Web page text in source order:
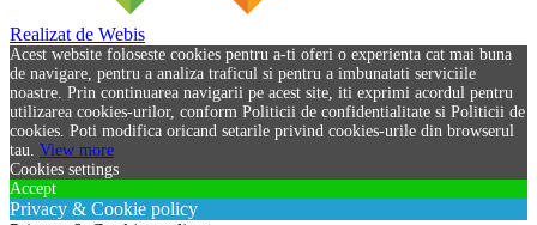
Realizat de Webis
Acest website foloseste cookies pentru a-ti oferi o experienta cat mai buna
de navigare, pentru a analiza traficul si pentru a imbunatati serviciile
noastre. Prin continuarea navigarii pe acest site, iti exprimi acordul pentru
utilizarea cookies-urilor, conform Politicii de confidentialitate si Politicii de
cookies. Poti modifica oricand setarile privind cookies-urile din browserul
tau. View more
Cookies settings
Accept
Privacy & Cookie policy